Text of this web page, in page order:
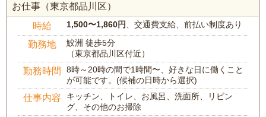
お仕事（東京都品川区）
時給 1,500〜1,860円 、交通費支給、前払い制度あり
勤務地
鮫洲 徒歩5分
（東京都品川区付近）
勤務時間
8時～20時の間で1時間〜、好きな日に働くこと
が可能です。(候補の日時から選択)
仕事内容
キッチン、トイレ、お風呂、洗面所、リビン
グ、その他のお掃除